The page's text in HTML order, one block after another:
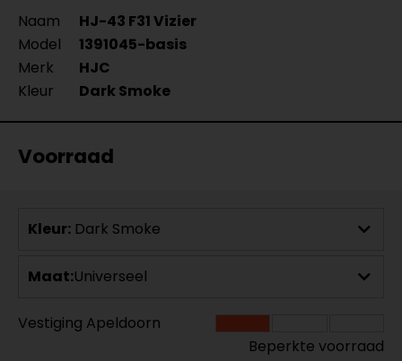
Naam
HJ-43 F31 Vizier
Model
1391045-basis
Merk
HJC
Kleur
Dark Smoke
Voorraad
Kleur: Dark Smoke
Maat:Universeel
Vestiging Apeldoorn
Beperkte voorraad